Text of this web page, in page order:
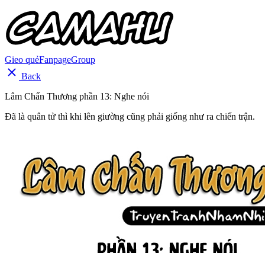
Gieo quẻFanpageGroup
Back
Lâm Chấn Thương phần 13: Nghe nói
Đã là quân tử thì khi lên giường cũng phải giống như ra chiến trận.